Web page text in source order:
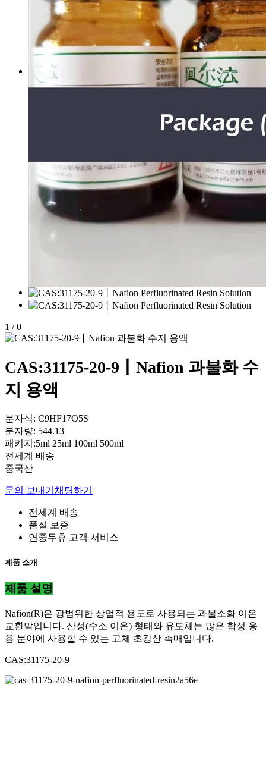
1 / 0
CAS:31175-20-9丨Nafion 과불화 수
지 용액
분자식: C9HF17O5S
분자량: 544.13
패키지:5ml 25ml 100ml 500ml
전세계 배송
중국산
문의 보내기 채팅하기
전세계 배송
품질 보증
연중무휴 고객 서비스
제품 소개
제품 설명
Nafion(R)은 광범위한 상업적 용도로 사용되는 과불소화 이온
교환막입니다. 산성(수소 이온) 형태와 유도체는 많은 합성 응
용 분야에 사용할 수 있는 고체 초강산 촉매입니다.
CAS:31175-20-9